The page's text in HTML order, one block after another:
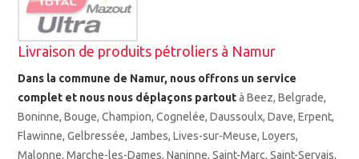
Livraison de produits pétroliers à Namur
Dans la commune de Namur, nous offrons un service
complet et nous nous déplaçons partoutà Beez, Belgrade,
Boninne, Bouge, Champion, Cognelée, Daussoulx, Dave, Erpent,
Flawinne, Gelbressée, Jambes, Lives-sur-Meuse, Loyers,
Malonne, Marche-les-Dames, Naninne, Saint-Marc, Saint-Servais,